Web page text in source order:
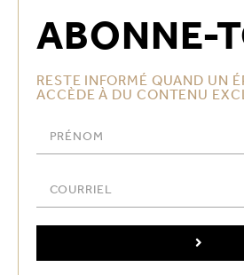
ABONNE-
RESTE INFORMÉ QUAND UN
ACCÈDE À DU CONTENU